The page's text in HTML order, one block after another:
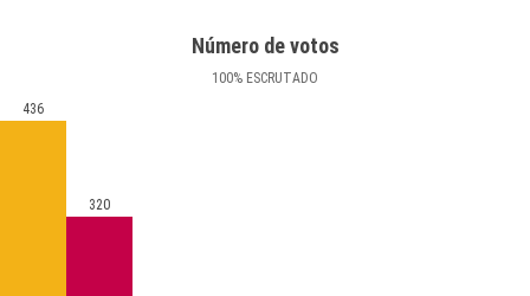
Número de votos
100% ESCRUTADO
436
320